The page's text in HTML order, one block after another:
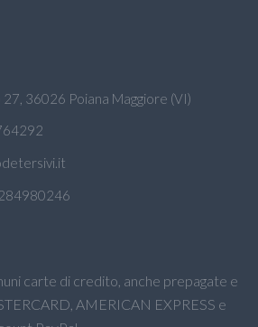
36026 Poiana Maggiore (VI)
carte di credito, anche prepagate e
AMERICAN EXPRESS e